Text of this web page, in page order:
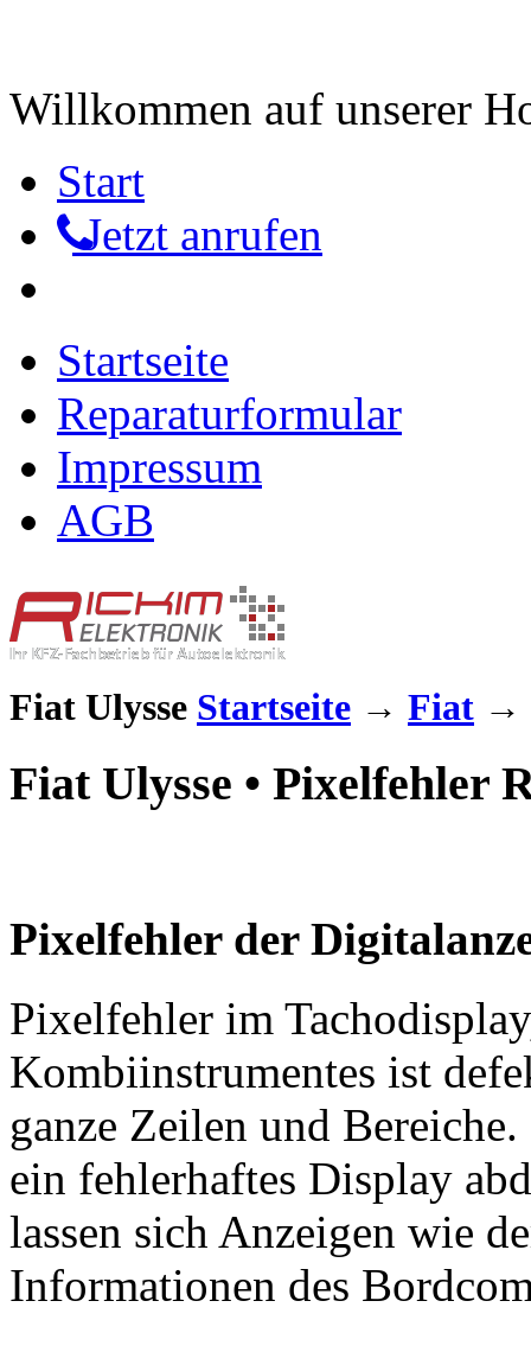
Willkommen auf unserer
Start
Jetzt anrufen
Startseite
Reparaturformular
Impressum
AGB
Fiat Ulysse Startseite → Fiat →
Fiat Ulysse • Pixelfehler
Pixelfehler der
Pixelfehler im
Kombiinstrumentes ist
ganze Zeilen und
ein fehlerhaftes Display
lassen sich Anzeigen wie
Informationen des